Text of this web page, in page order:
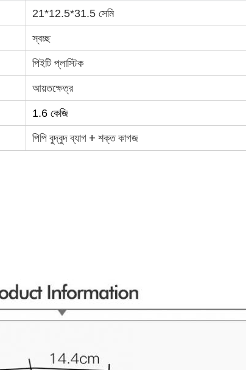
21*12.5*31.5 সেমি
স্বচ্ছ
পিইটি প্লাস্টিক
আয়তক্ষেত্র
1.6 কেজি
পিপি বুদ্বুদ ব্যাগ + শক্ত কাগজ